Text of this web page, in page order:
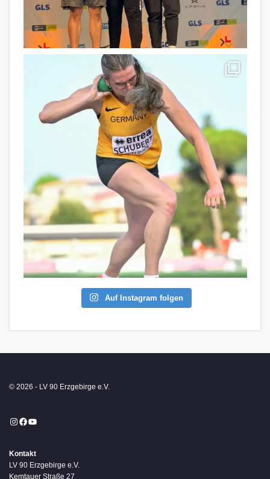
Auf Instagram folgen
© 2026 - LV 90 Erzgebirge e.V.
Instagram
Facebook
YouTube
Kontakt
LV 90 Erzgebirge e.V.
Kemtauer Straße 27